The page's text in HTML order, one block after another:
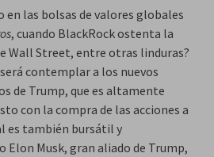
en las bolsas de valores globales
, cuando BlackRock ostenta la
Wall Street, entre otras linduras?
contemplar a los nuevos
de Trump, que es altamente
con la compra de las acciones a
es también bursátil y
Elon Musk, gran aliado de Trump,